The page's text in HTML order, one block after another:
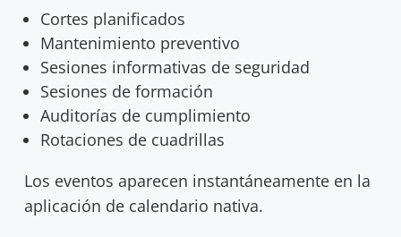
Cortes planificados
Mantenimiento preventivo
Sesiones informativas de seguridad
Sesiones de formación
Auditorías de cumplimiento
Rotaciones de cuadrillas
Los eventos aparecen instantáneamente en la
aplicación de calendario nativa.